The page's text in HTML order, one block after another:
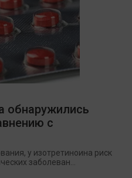
обнаружились
с
у изотретиноина риск
заболеван...